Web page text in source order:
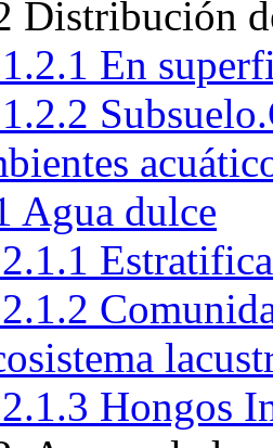
Distribución
En
Agua dulce
Hongos